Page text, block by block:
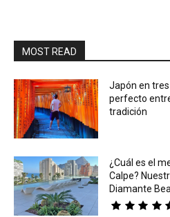
MOST READ
Japón en
perfecto
tradición
¿Cuál es el
Calpe?
Diamante